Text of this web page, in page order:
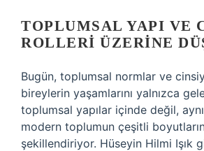
TOPLUMSAL YAPI VE
ROLLERI ÜZERINE
Bugün, toplumsal normlar ve
bireylerin yaşamlarını yalnızca
toplumsal yapılar içinde değil,
modern toplumun çeşitli
şekillendiriyor. Hüseyin Hilmi Işık